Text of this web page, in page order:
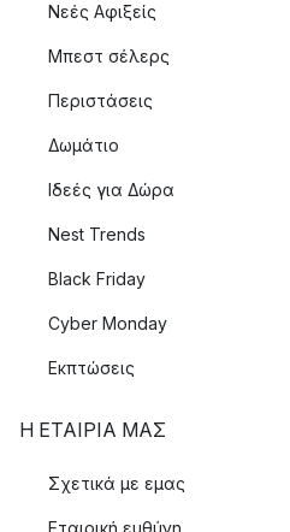
Νεές Αφιξείς
Μπεστ σέλερς
Περιστάσεις
Δωμάτιο
Ιδεές για Δώρα
Nest Trends
Black Friday
Cyber Monday
Εκπτώσεις
Η ΕΤΑΊΡΙΑ ΜΑΣ
Σχετικά με εμας
Εταιρική ευθύνη